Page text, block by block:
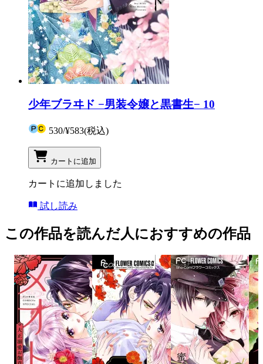
少年ブラヰド −男装令嬢と黒書生− 10
530/¥583(税込)
カートに追加
カートに追加しました
試し読み
この作品を読んだ人におすすめの作品